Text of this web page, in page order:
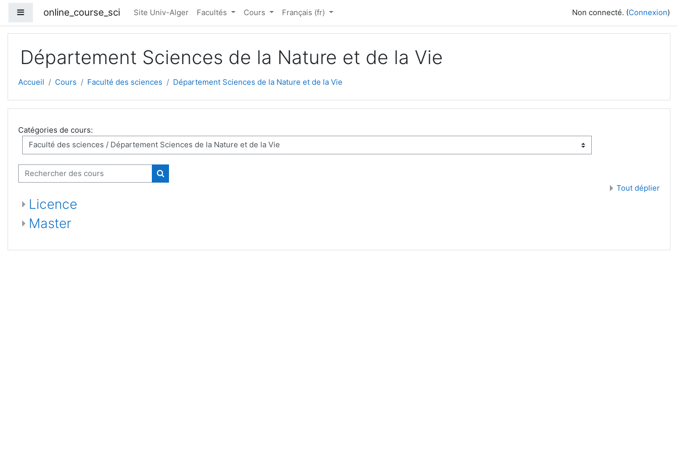
Panneau latéral
online_course_sci Site Univ-Alger Facultés Cours Français ‎(fr)‎ Non connecté. (Connexion)
Département Sciences de la Nature et de la Vie
Accueil Cours Faculté des sciences Département Sciences de la Nature et de la Vie
Catégories de cours:
Rechercher des cours
Rechercher des cours Tout déplier
Licence
Master